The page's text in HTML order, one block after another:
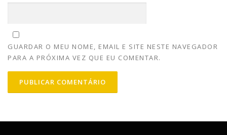
GUARDAR O MEU NOME, EMAIL E SITE NESTE NAVEGADOR
PARA A PRÓXIMA VEZ QUE EU COMENTAR.